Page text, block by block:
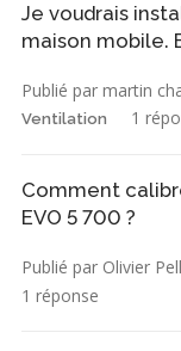
Je voudrais
maison mobile.
Publié par martin
Ventilation 1
Comment
EVO 5 700 ?
Publié par Olivier
1 réponse